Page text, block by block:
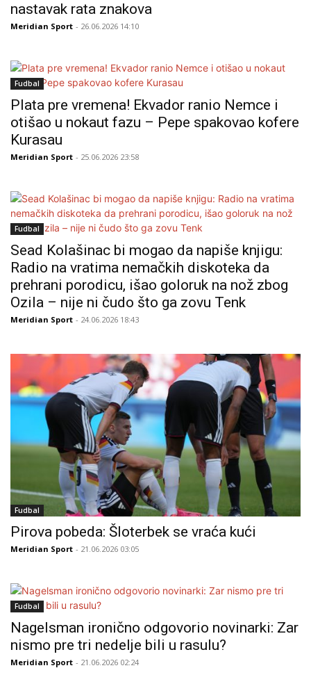
nastavak rata znakova
Meridian Sport - 26.06.2026 14:10
Fudbal
Plata pre vremena! Ekvador ranio Nemce i
otišao u nokaut fazu – Pepe spakovao kofere
Kurasau
Meridian Sport - 25.06.2026 23:58
Fudbal
Sead Kolašinac bi mogao da napiše knjigu:
Radio na vratima nemačkih diskoteka da
prehrani porodicu, išao goloruk na nož zbog
Ozila – nije ni čudo što ga zovu Tenk
Meridian Sport - 24.06.2026 18:43
Fudbal
Pirova pobeda: Šloterbek se vraća kući
Meridian Sport - 21.06.2026 03:05
Fudbal
Nagelsman ironično odgovorio novinarki: Zar
nismo pre tri nedelje bili u rasulu?
Meridian Sport - 21.06.2026 02:24